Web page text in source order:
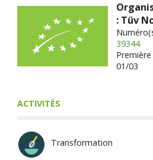
: Tüv
39344
01/03
ACTIVITÉS
Transformation